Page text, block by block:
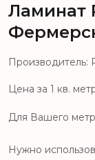
Ламинат
Производитель:
Цена за 1 кв.
Для Вашего
Нужно